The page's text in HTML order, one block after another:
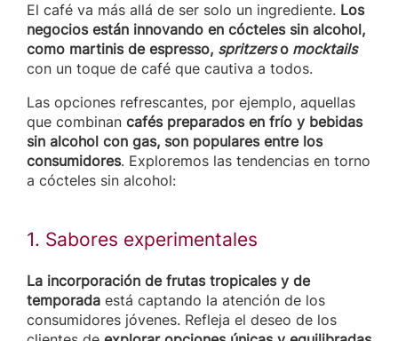
El café va más allá de ser solo un ingrediente. Los
negocios están innovando en cócteles sin alcohol,
como martinis de espresso, spritzerso mocktails
con un toque de café que cautiva a todos.
Las opciones refrescantes, por ejemplo, aquellas
que combinan cafés preparados en frío y bebidas
sin alcohol con gas, son populares entre los
consumidores. Exploremos las tendencias en torno
a cócteles sin alcohol:
1. Sabores experimentales
La incorporación de frutas tropicales y de
temporada está captando la atención de los
consumidores jóvenes. Refleja el deseo de los